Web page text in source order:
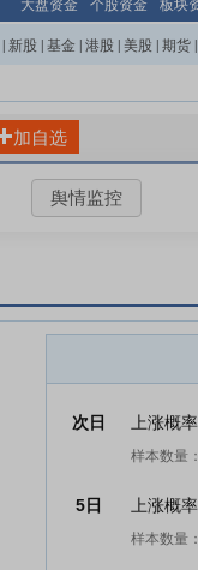
大盘资金 个股资金 板块
新股 基金 港股 美股 期货
加自选
舆情监控
次日 上涨概
样本数量
5日 上涨概
样本数量